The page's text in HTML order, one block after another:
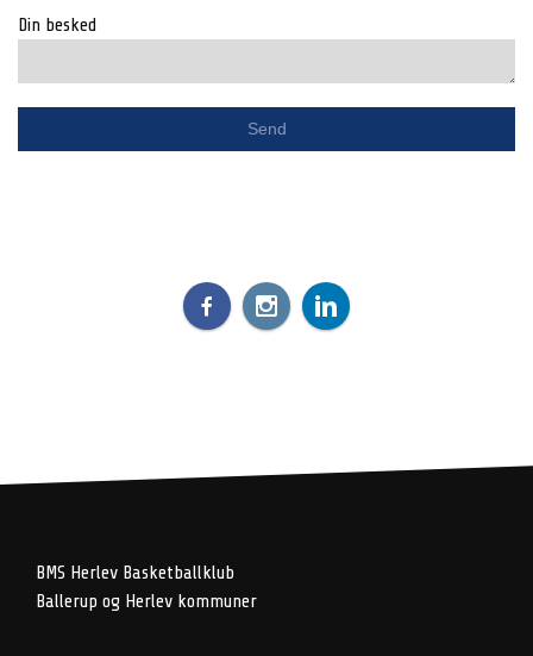
Din besked
BMS Herlev Basketballklub
Ballerup og Herlev kommuner